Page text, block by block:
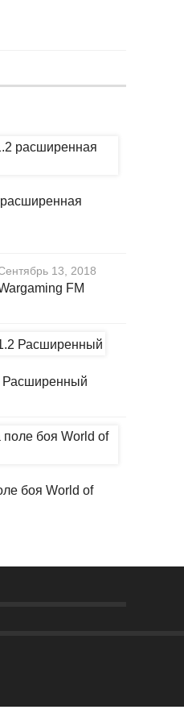
13, 2018
FM
боя World of